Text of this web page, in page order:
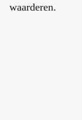
waarderen.